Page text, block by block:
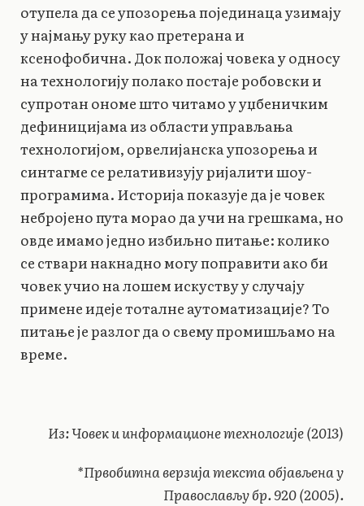
отупела да се упозорења појединаца узимају
у најмању руку као претерана и
ксенофобична. Док положај човека у односу
на технологију полако постаје робовски и
супротан ономе што читамо у уџбеничким
дефиницијама из области управљања
технологијом, орвелијанска упозорења и
синтагме се релативизују ријалити шоу-
програмима. Историја показује да је човек
небројено пута морао да учи на грешкама, но
овде имамо једно избиљно питање: колико
се ствари накнадно могу поправити ако би
човек учио на лошем искуству у случају
примене идеје тоталне аутоматизације? То
питање је разлог да о свему промишљамо на
време.
Из: Човек и информационе технологије (2013)
*Првобитна верзија текста објављена у
Православљу бр.920 (2005).